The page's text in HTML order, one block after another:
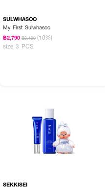
SULWHASOO
My First Sulwhasoo
฿2,790 ฿3,100 (10%)
size 3 PCS
SEKKISEI